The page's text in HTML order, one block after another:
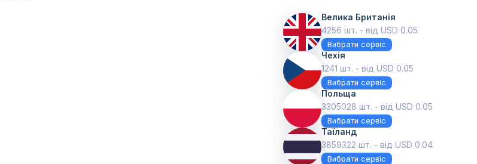
Велика Британія
4256 шт. - від USD 0.05
Вибрати сервіс
Чехія
1241 шт. - від USD 0.05
Вибрати сервіс
Польща
3305028 шт. - від USD 0.05
Вибрати сервіс
Таїланд
3859322 шт. - від USD 0.04
Вибрати сервіс